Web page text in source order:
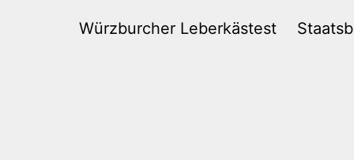
Würzburcher Leberkästest